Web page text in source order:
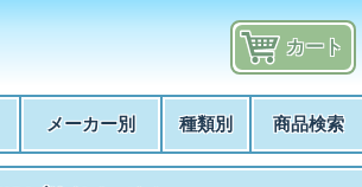
カート
メーカー別 種類別 商品検索